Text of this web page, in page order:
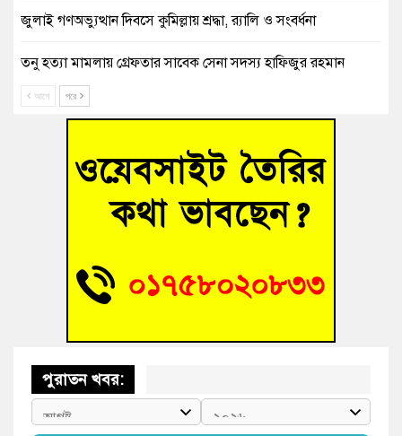
জুলাই গণঅভ্যুত্থান দিবসে কুমিল্লায় শ্রদ্ধা, র‍্যালি ও সংবর্ধনা
তনু হত্যা মামলায় গ্রেফতার সাবেক সেনা সদস্য হাফিজুর রহমান
আহত শিক্ষার্থীদের দেখতে গিয়ে মেডিকেলের ক্যান্টিনে অবরুদ্ধ জবি
হোমনায় বিধবা নারীর জমি দখল ও জীবননাশের হুমকির অভিযোগ
বুড়িচংয়ে অতিথি পাখির আবাসস্থল সংরক্ষণে প্রশাসনের উদ্যোগ; ৯
বুড়িচংয়ে জুলাই গণঅভ্যুত্থান দিবস উদযাপন উপলক্ষে প্রস্তুতিমূলক
আগে পরে
পুরাতন খবর: